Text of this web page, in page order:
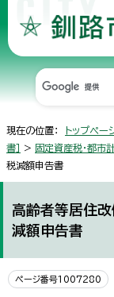
現在の位置： トップペー
書］
> 固定資産税・都市
税減額申告書
高齢者等居住
減額申告書
ページ番号1007280